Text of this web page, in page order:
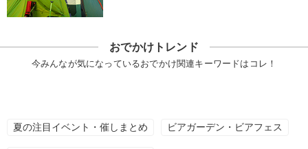
おでかけトレンド
今みんなが気になっているおでかけ関連キーワードはコレ！
夏の注目イベント・催しまとめ ビアガーデン・ビアフェス